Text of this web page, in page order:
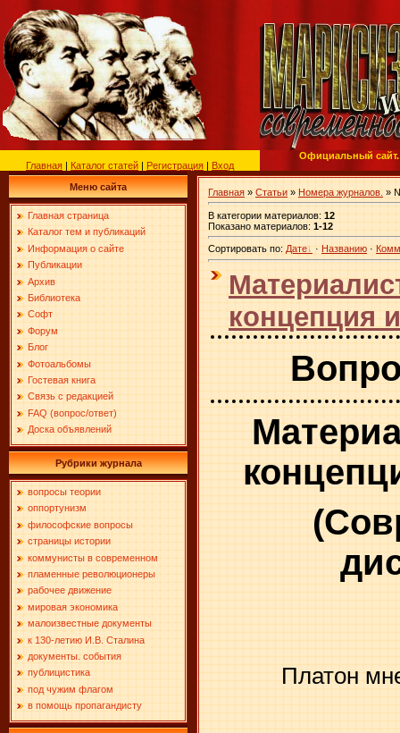
Главная | Каталог статей | Регистрация | Вход
Официальный сайт.
Меню сайта
Главная страница
Каталог тем и публикаций
Информация о сайте
Публикации
Архив
Библиотека
Софт
Форум
Блог
Фотоальбомы
Гостевая книга
Связь с редакцией
FAQ (вопрос/ответ)
Доска объявлений
Рубрики журнала
вопросы теории
оппортунизм
философские вопросы
страницы истории
коммунисты в современном
пламенные революционеры
рабочее движение
мировая экономика
малоизвестные документы
к 130-летию И.В. Сталина
документы. события
публицистика
под чужим флагом
в помощь пропагандисту
Главная » Статьи » Номера журналов. »
В категории материалов: 12
Показано материалов: 1-12
Сортировать по: Дате · Названию ·
концепция
Платон